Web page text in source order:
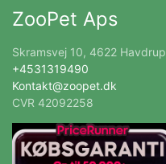
ZooPet Aps
Skramsvej 10, 4622 Havdrup
+4531319490
Kontakt@zoopet.dk
CVR 42092258